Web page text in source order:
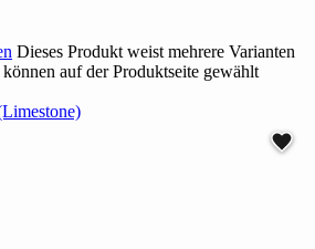
Dieses Produkt weist mehrere Varianten
auf der Produktseite gewählt